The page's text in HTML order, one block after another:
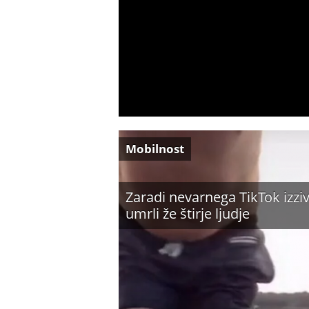
Zaradi nevarnega TikTok
umrli že štirje ljudje
Mobilnost